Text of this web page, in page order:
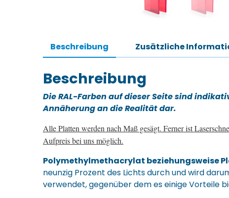
Beschreibung Zusätzliche
Beschreibung
Die RAL-Farben auf dieser Seite sind
Annäherung an die Realität dar.
Alle Platten werden nach Maß gesägt. Ferner ist
Aufpreis bei uns möglich.
Polymethylmethacrylat beziehungsweise
neunzig Prozent des Lichts durch und wird
verwendet, gegenüber dem es einige Vorteile